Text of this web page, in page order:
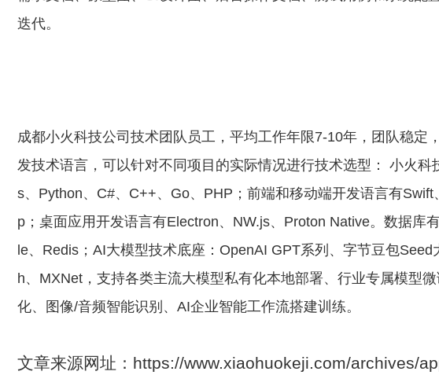
迭代。
成都小火科技公司技术团队员工，平均工作年限7-10年，团队稳定
发技术语言，可以针对不同项目的实际情况进行技术选型： 小火
s、Python、C#、C++、Go、PHP；前端和移动端开发语言有
p；桌面应用开发语言有Electron、NW.js、Proton Native。数据库
le、Redis；AI大模型技术底座：OpenAI GPT系列、字节豆包
h、MXNet，支持各类主流大模型私有化本地部署、行业专属模型
化、图像/音频智能识别、AI企业智能工作流搭建训练。
文章来源网址：https://www.xiaohuokeji.com/archives/